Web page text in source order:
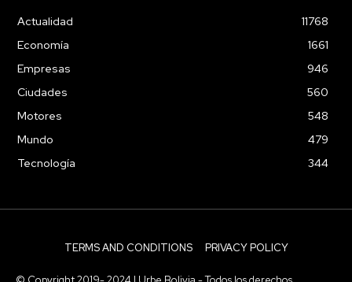
Actualidad
11768
Economía
1661
Empresas
946
Ciudades
560
Motores
548
Mundo
479
Tecnología
344
TERMS AND CONDITIONS PRIVACY POLICY